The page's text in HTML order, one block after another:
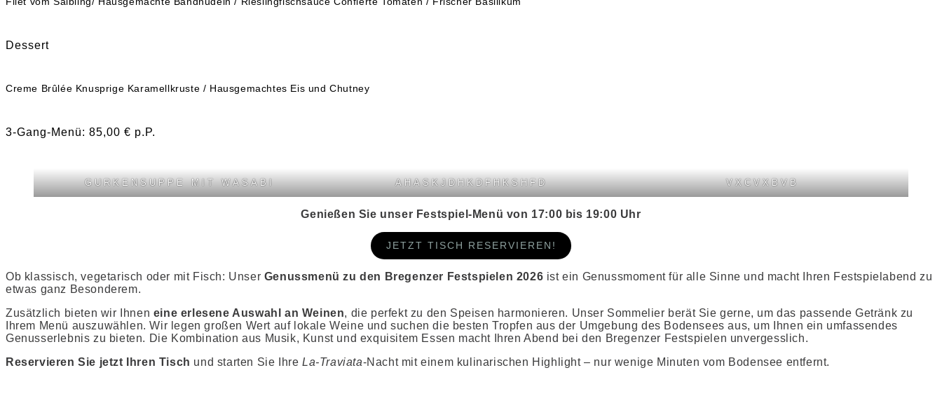
Dessert
Creme Brûlée Knusprige Karamellkruste / Hausgemachtes Eis und Chutney
3-Gang-Menü: 85,00 € p.P.
GURKENSUPPE MIT WASABI AHASKJDHKDFHKSHFD VXCVXBVB
Genießen Sie unser Festspiel-Menü von 17:00 bis 19:00 Uhr
JETZT TISCH RESERVIEREN!
Ob klassisch, vegetarisch oder mit Fisch: Unser Genussmenü zu den Bregenzer Festspielen 2026 ist ein Genussmoment für alle Sinne und macht Ihren Festspielabend zu
etwas ganz Besonderem.
Zusätzlich bieten wir Ihnen eine erlesene Auswahl an Weinen, die perfekt zu den Speisen harmonieren. Unser Sommelier berät Sie gerne, um das passende Getränk zu
Ihrem Menü auszuwählen. Wir legen großen Wert auf lokale Weine und suchen die besten Tropfen aus der Umgebung des Bodensees aus, um Ihnen ein umfassendes
Genusserlebnis zu bieten. Die Kombination aus Musik, Kunst und exquisitem Essen macht Ihren Abend bei den Bregenzer Festspielen unvergesslich.
Reservieren Sie jetzt Ihren Tisch und starten Sie IhreLa-Traviata-Nachtmit einem kulinarischen Highlight – nur wenige Minuten vom Bodensee entfernt.